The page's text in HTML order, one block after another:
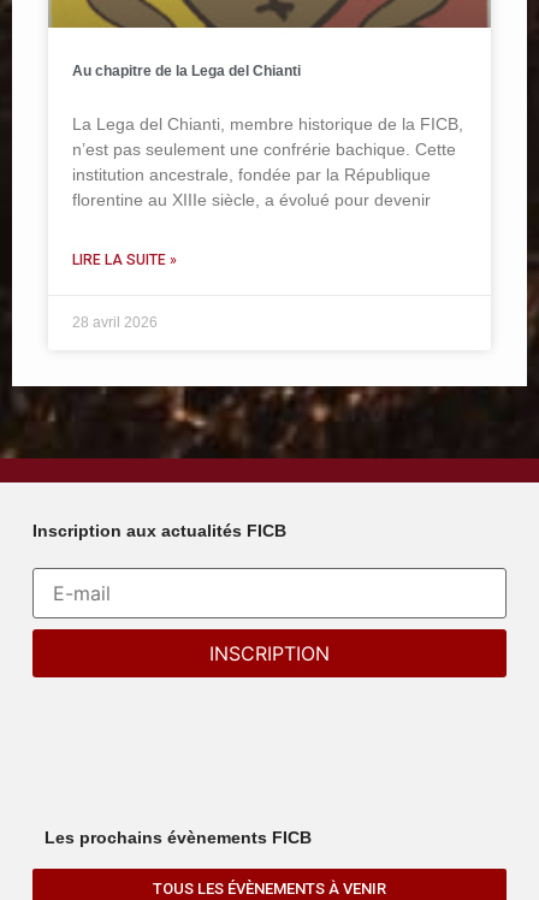
Au chapitre de la Lega del Chianti
La Lega del Chianti, membre historique de la FICB,
n’est pas seulement une confrérie bachique. Cette
institution ancestrale, fondée par la République
florentine au XIIIe siècle, a évolué pour devenir
LIRE LA SUITE »
28 avril 2026
Inscription aux actualités FICB
Les prochains évènements FICB
TOUS LES ÉVÈNEMENTS À VENIR